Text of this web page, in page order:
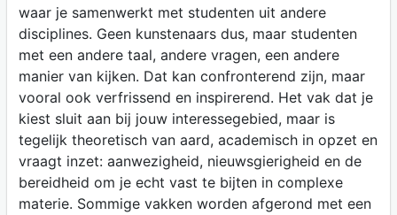
waar je samenwerkt met studenten uit andere
disciplines. Geen kunstenaars dus, maar studenten
met een andere taal, andere vragen, een andere
manier van kijken. Dat kan confronterend zijn, maar
vooral ook verfrissend en inspirerend. Het vak dat je
kiest sluit aan bij jouw interessegebied, maar is
tegelijk theoretisch van aard, academisch in opzet en
vraagt inzet: aanwezigheid, nieuwsgierigheid en de
bereidheid om je echt vast te bijten in complexe
materie. Sommige vakken worden afgerond met een